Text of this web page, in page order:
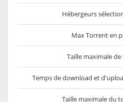
Hébergeurs
Max Torrent en
Taille maximale de
Temps de download et
Taille maximale du